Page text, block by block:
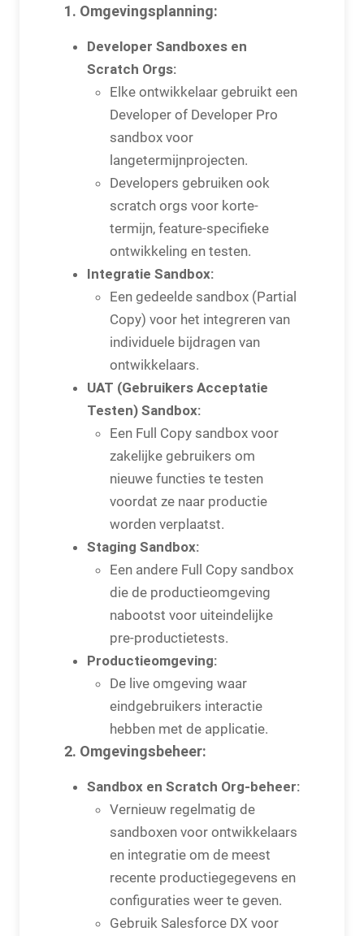
1. Omgevingsplanning:
Developer Sandboxes en
Scratch Orgs:
Elke ontwikkelaar gebruikt een
Developer of Developer Pro
sandbox voor
langetermijnprojecten.
Developers gebruiken ook
scratch orgs voor korte-
termijn, feature-specifieke
ontwikkeling en testen.
Integratie Sandbox:
Een gedeelde sandbox (Partial
Copy) voor het integreren van
individuele bijdragen van
ontwikkelaars.
UAT (Gebruikers Acceptatie
Testen) Sandbox:
Een Full Copy sandbox voor
zakelijke gebruikers om
nieuwe functies te testen
voordat ze naar productie
worden verplaatst.
Staging Sandbox:
Een andere Full Copy sandbox
die de productieomgeving
nabootst voor uiteindelijke
pre-productietests.
Productieomgeving:
De live omgeving waar
eindgebruikers interactie
hebben met de applicatie.
2. Omgevingsbeheer:
Sandbox en Scratch Org-beheer:
Vernieuw regelmatig de
sandboxen voor ontwikkelaars
en integratie om de meest
recente productiegegevens en
configuraties weer te geven.
Gebruik Salesforce DX voor